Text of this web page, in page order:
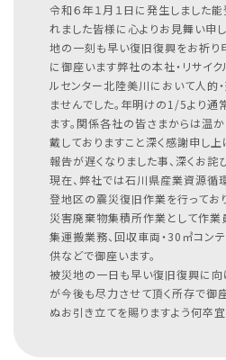
令和６年１月１日に発生しました
れました皆様に心よりお見舞い申
地の一刻も早い復旧復興をお祈り
に御座います弊社の本社・リサイク
ルセンター北陸美川において人的
ませんでした。年明けの1/5より通
ます。関係各社の皆さまからは温
戴しておりますこと深く感謝申し上
報告が遅くなりました事、深くお詫
現在、弊社では石川県産業資源循
登地区の震災復旧作業を行ってお
災害廃棄物集積所作業として作業
集運搬業務、回収車両・30㎥コンテ
供などで御座います。
被災地の一日も早い復旧復興に向
が今後も尽力させて頂く所存で御
ぬお引き立てを賜りますよう何卒宜